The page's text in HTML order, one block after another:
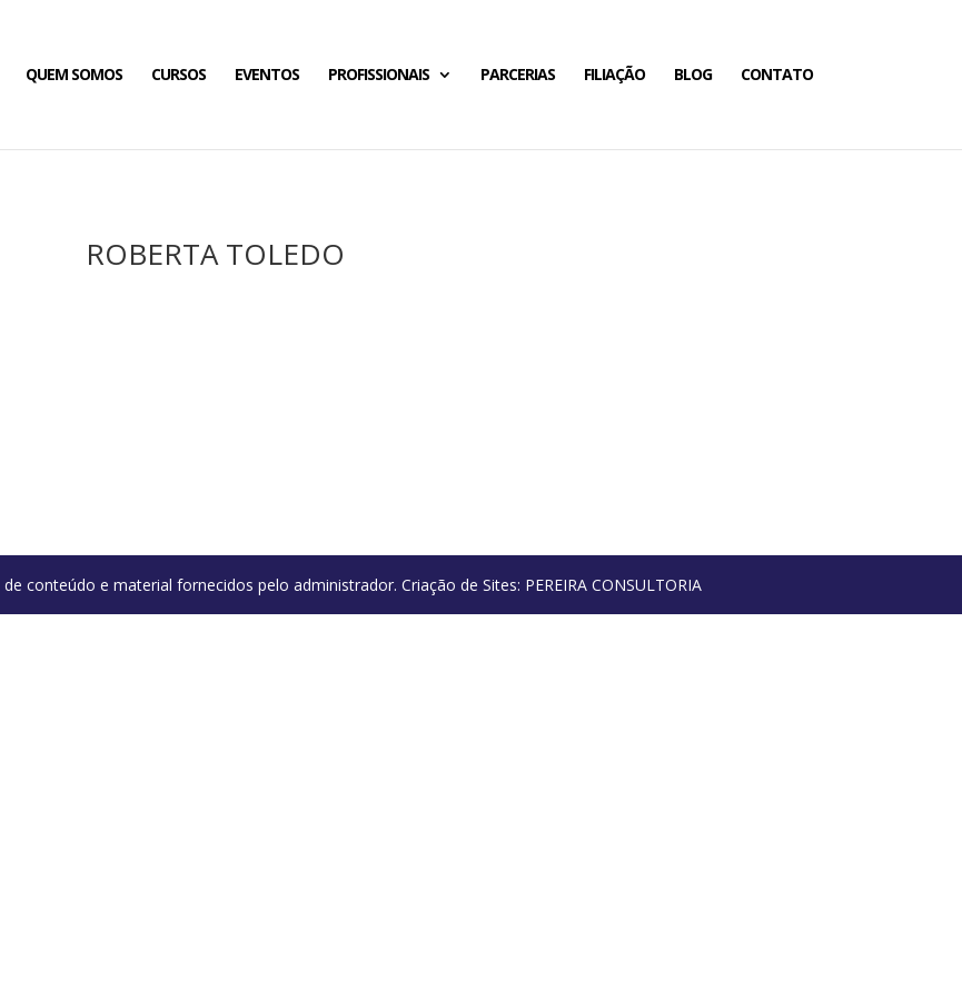
QUEM SOMOS CURSOS EVENTOS PROFISSIONAIS PARCERIAS FILIAÇÃO BLOG CONTATO
ROBERTA TOLEDO
conteúdo e material fornecidos pelo administrador. Criação de Sites: PEREIRA CONSULTORIA